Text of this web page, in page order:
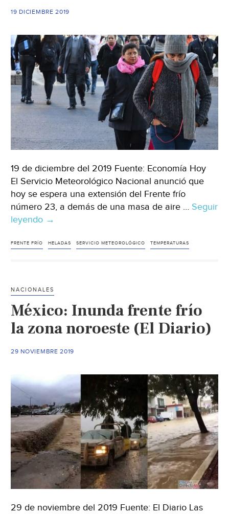
19 DICIEMBRE 2019
19 de diciembre del 2019 Fuente: Economía Hoy
El Servicio Meteorológico Nacional anunció que
hoy se espera una extensión del Frente frío
número 23, a demás de una masa de aire … Seguir
leyendo México:
prevén
gran
parte
país
(Economía
→
FRENTE FRÍO HELADAS SERVICIO METEOROLÓGICO TEMPERATURAS
NACIONALES
México: Inunda frente frío
la zona noroeste (El Diario)
29 NOVIEMBRE 2019
29 de noviembre del 2019 Fuente: El Diario Las